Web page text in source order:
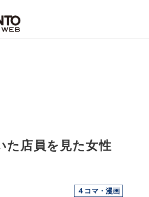
た店員を見た女性
４コマ・漫画